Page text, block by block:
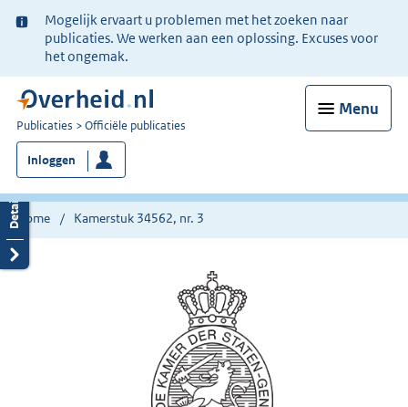
Ter
informatie:
Mogelijk ervaart u problemen met het zoeken naar
publicaties. We werken aan een oplossing. Excuses voor
het ongemak.
Menu
U
bent
nu
hier:
Publicaties Officiële publicaties
Inloggen
Home Kamerstuk 34562, nr. 3